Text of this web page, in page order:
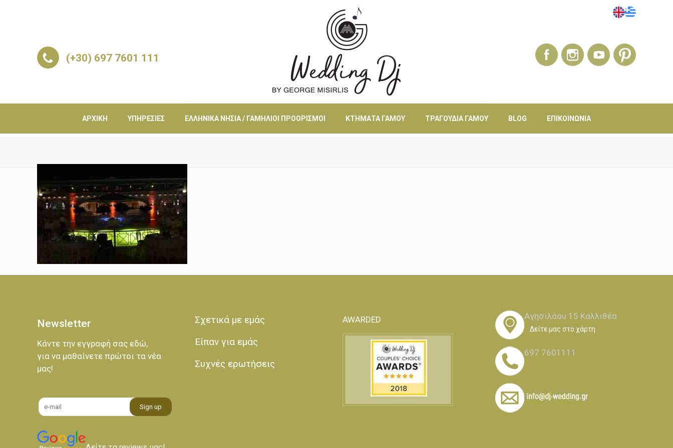
(+30) 697 7601 111
ΑΡΧΙΚΉ ΥΠΗΡΕΣΊΕΣ ΕΛΛΗΝΙΚΆ ΝΗΣΙΆ / ΓΑΜΉΛΙΟΙ ΠΡΟΟΡΙΣΜΟΊ ΚΤΉΜΑΤΑ ΓΆΜΟΥ ΤΡΑΓΟΎΔΙΑ ΓΆΜΟΥ BLOG ΕΠΙΚΟΙΝΩΝΊΑ
Newsletter
Κάντε την εγγραφή σας εδώ,
για να μαθαίνετε πρώτοι τα νέα
μας!
Σχετικά με εμάς
Είπαν για εμάς
Συχνές ερωτήσεις
AWARDED Αγησιλάου 15 Καλλιθέα
Δείτε μας στο χάρτη
697 7601111